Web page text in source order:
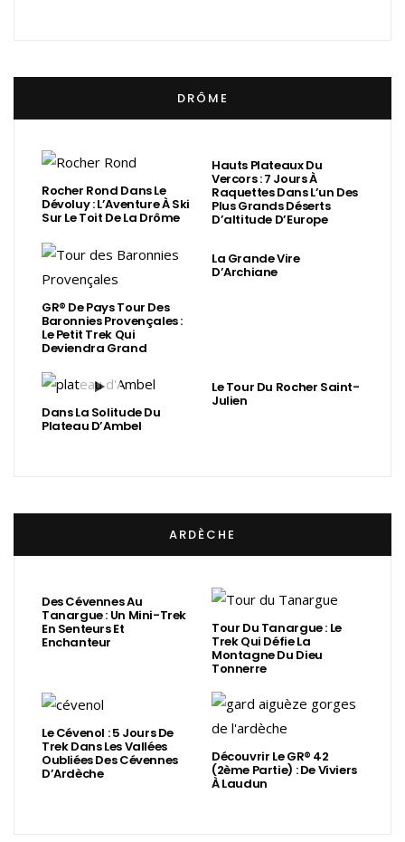
DRÔME
Rocher Rond Dans Le
Dévoluy : L’Aventure À Ski
Sur Le Toit De La Drôme
Hauts Plateaux Du
Vercors : 7 Jours À
Raquettes Dans L’un Des
Plus Grands Déserts
D’altitude D’Europe
GR® De Pays Tour Des
Baronnies Provençales :
Le Petit Trek Qui
Deviendra Grand
La Grande Vire
D’Archiane
Dans La Solitude Du
Plateau D’Ambel
Le Tour Du Rocher Saint-
Julien
ARDÈCHE
Des Cévennes Au
Tanargue : Un Mini-Trek
En Senteurs Et
Enchanteur
Tour Du Tanargue : Le
Trek Qui Défie La
Montagne Du Dieu
Tonnerre
Le Cévenol : 5 Jours De
Trek Dans Les Vallées
Oubliées Des Cévennes
D’Ardèche
Découvrir Le GR® 42
(2ème Partie) : De Viviers
À Laudun